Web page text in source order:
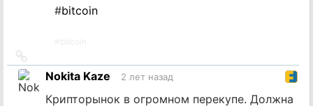
#bitcoin
на
источник
Nokita Kaze 2 лет назад
Крипторынок в огромном перекупе. Должна